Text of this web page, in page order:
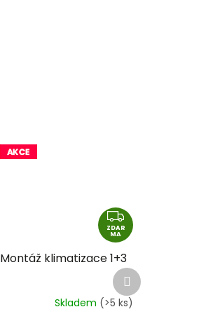
Z
D
R
M
A
ZDAR
MA
Montáž klimatizace 1+3
Skladem (>5 ks)
Další
produkt